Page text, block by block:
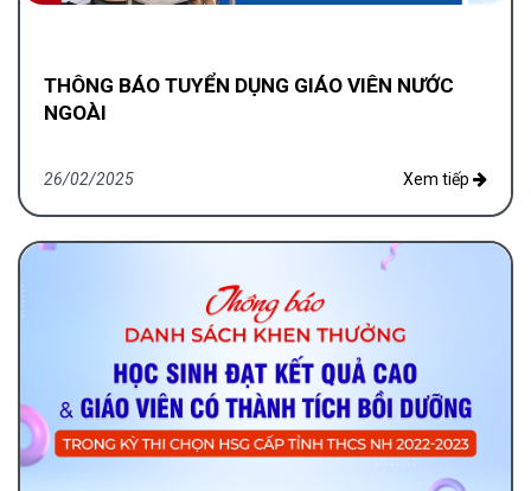
THÔNG BÁO TUYỂN DỤNG GIÁO VIÊN NƯỚC
NGOÀI
26/02/2025 Xem tiếp